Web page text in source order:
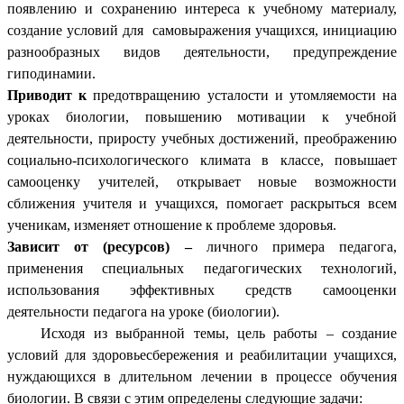
появлению и сохранению интереса к учебному материалу,
создание условий для самовыражения учащихся, инициацию
разнообразных видов деятельности, предупреждение
гиподинамии.
Приводит кпредотвращению усталости и утомляемости на
уроках биологии, повышению мотивации к учебной
деятельности, приросту учебных достижений, преображению
социально-психологического климата в классе, повышает
самооценку учителей, открывает новые возможности
сближения учителя и учащихся, помогает раскрыться всем
ученикам, изменяет отношение к проблеме здоровья.
Зависит от (ресурсов) – личного примера педагога,
применения специальных педагогических технологий,
использования эффективных средств самооценки
деятельности педагога на уроке (биологии).
Исходя из выбранной темы, цель работы – создание
условий для здоровьесбережения и реабилитации учащихся,
нуждающихся в длительном лечении в процессе обучения
биологии. В связи с этим определены следующие задачи: